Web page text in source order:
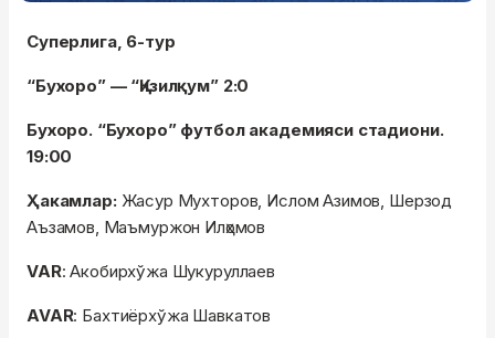
Суперлига, 6-тур
“Бухоро” — “Қизилқум” 2:0
Бухоро. “Бухоро” футбол академияси стадиони.
19:00
Ҳакамлар: Жасур Мухторов, Ислом Азимов, Шерзод
Аъзамов, Маъмуржон Илҳомов
VAR: Акобирхўжа Шукуруллаев
AVAR: Бахтиёрхўжа Шавкатов